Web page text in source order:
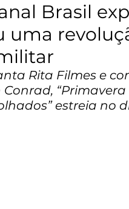
Brasil
uma
Rita Filmes e
estreia no